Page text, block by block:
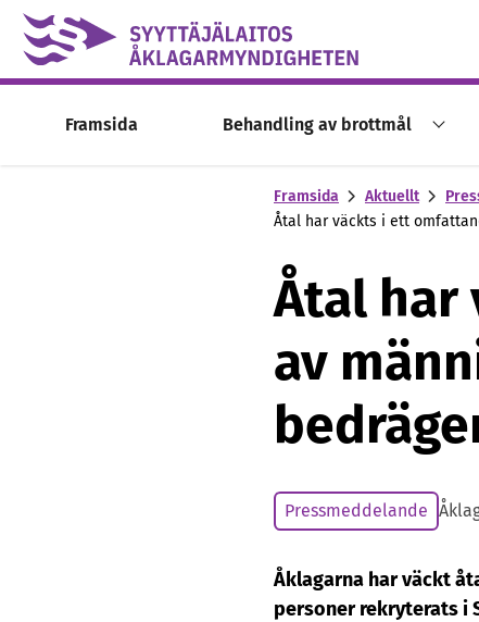
Skip to content -saavutettavuusohje
Framsida Behandling av brottmål
Framsida Aktuellt
Åtal har väckts i ett
Åtal har
av
Pressmeddelande
Åklagarna har väckt
personer rekryterats i